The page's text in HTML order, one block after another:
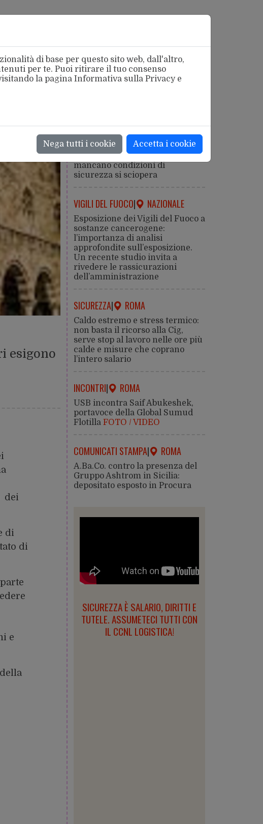
esigono
dei
di
di
e
SICUREZZA| ROMA
Caldo estremo: la salute viene
prima della produzione. Dove
mancano condizioni di
sicurezza si sciopera
VIGILI DEL FUOCO| NAZIONALE
Esposizione dei Vigili del Fuoco a
sostanze cancerogene:
l’importanza di analisi
approfondite sull’esposizione.
Un recente studio invita a
rivedere le rassicurazioni
dell’amministrazione
SICUREZZA| ROMA
Caldo estremo e stress termico:
non basta il ricorso alla Cig,
serve stop al lavoro nelle ore più
calde e misure che coprano
l’intero salario
INCONTRI| ROMA
USB incontra Saif Abukeshek,
portavoce della Global Sumud
Flotilla FOTO / VIDEO
COMUNICATI STAMPA| ROMA
A.Ba.Co. contro la presenza del
Gruppo Ashtrom in Sicilia:
depositato esposto in Procura
SICUREZZA È SALARIO, DIRITTI E
TUTELE. ASSUMETECI TUTTI CON
IL CCNL LOGISTICA!
di base per questo sito web, dall'altro,
per te. Puoi ritirare il tuo consenso
la pagina Informativa sulla Privacye
Nega tutti i cookie Accetta i cookie